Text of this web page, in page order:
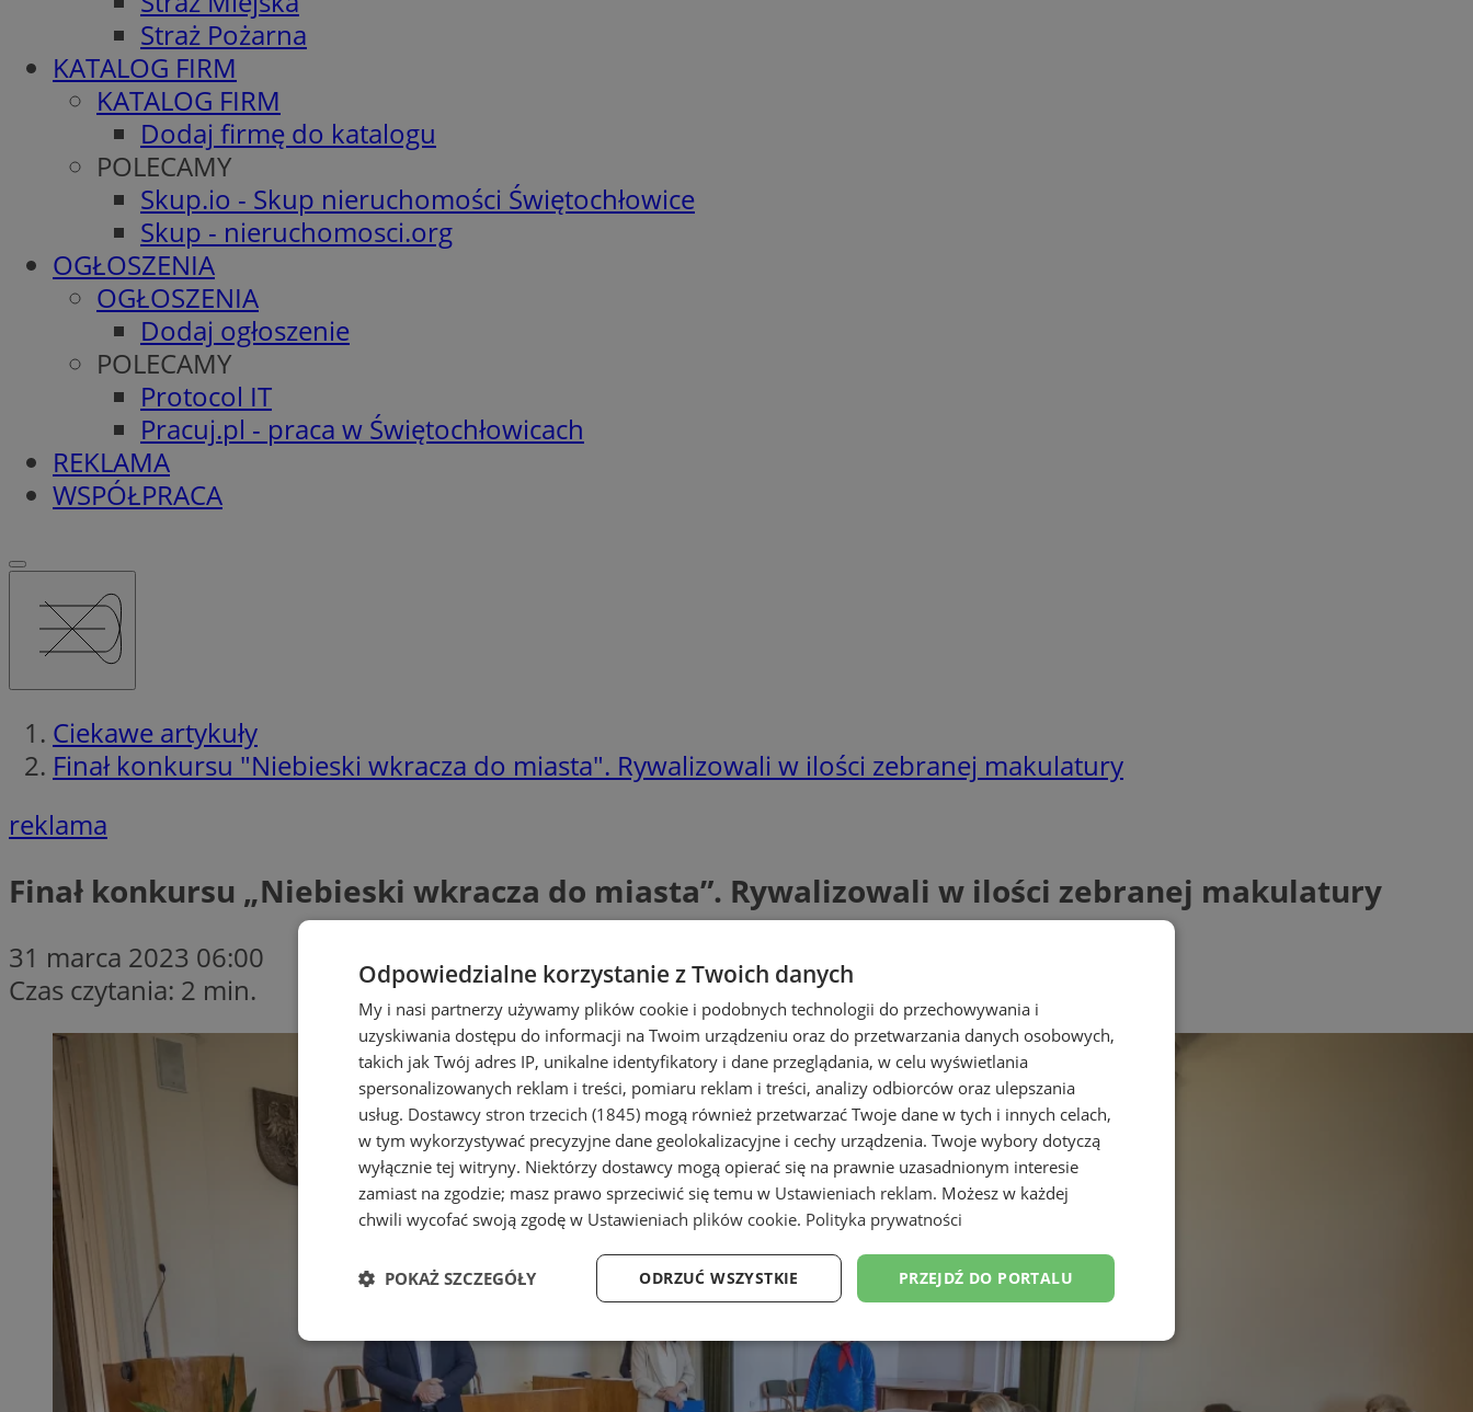
Straż Pożarna
KATALOG FIRM
KATALOG FIRM
Dodaj firmę do katalogu
POLECAMY
Skup.io - Skup nieruchomości Świętochłowice
Skup - nieruchomosci.org
OGŁOSZENIA
OGŁOSZENIA
Dodaj ogłoszenie
POLECAMY
Protocol IT
Pracuj.pl - praca w Świętochłowicach
REKLAMA
WSPÓŁPRACA
Ciekawe artykuły
Finał konkursu "Niebieski wkracza do miasta". Rywalizowali w ilości zebranej makulatury
reklama
Finał konkursu „Niebieski wkracza do miasta”. Rywalizowali w ilości zebranej makulatury
31 marca 2023 06:00
Czas czytania: 2 min.
Odpowiedzialne korzystanie z Twoich danych
My i nasi partnerzy używamy plików cookie i podobnych technologii do przechowywania i
uzyskiwania dostępu do informacji na Twoim urządzeniu oraz do przetwarzania danych osobowych,
takich jak Twój adres IP, unikalne identyfikatory i dane przeglądania, w celu wyświetlania
spersonalizowanych reklam i treści, pomiaru reklam i treści, analizy odbiorców oraz ulepszania
usług. Dostawcy stron trzecich (1845) mogą również przetwarzać Twoje dane w tych i innych celach,
w tym wykorzystywać precyzyjne dane geolokalizacyjne i cechy urządzenia. Twoje wybory dotyczą
wyłącznie tej witryny. Niektórzy dostawcy mogą opierać się na prawnie uzasadnionym interesie
zamiast na zgodzie; masz prawo sprzeciwić się temu w Ustawieniach reklam. Możesz w każdej
chwili wycofać swoją zgodę w Ustawieniach plików cookie. Polityka prywatności
PRZEJDŹ DO PORTALU
ODRZUĆ WSZYSTKIE
POKAŻ SZCZEGÓŁY
Niezbędne Wydajność Targetowanie Funkcjonalność